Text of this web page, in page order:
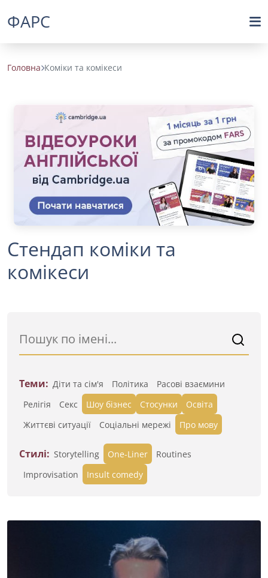
ФАРС
Головна Коміки та комікеси
Стендап коміки та
комікеси
Теми: Діти та сім'я Політика
Расові взаємини
Релігія
Секс Шоу бізнес Стосунки
Освіта
Життєві ситуації
Cоціальні мережі Про мову
Стилі: Storytelling One-Liner
Routines
Improvisation
Insult comedy